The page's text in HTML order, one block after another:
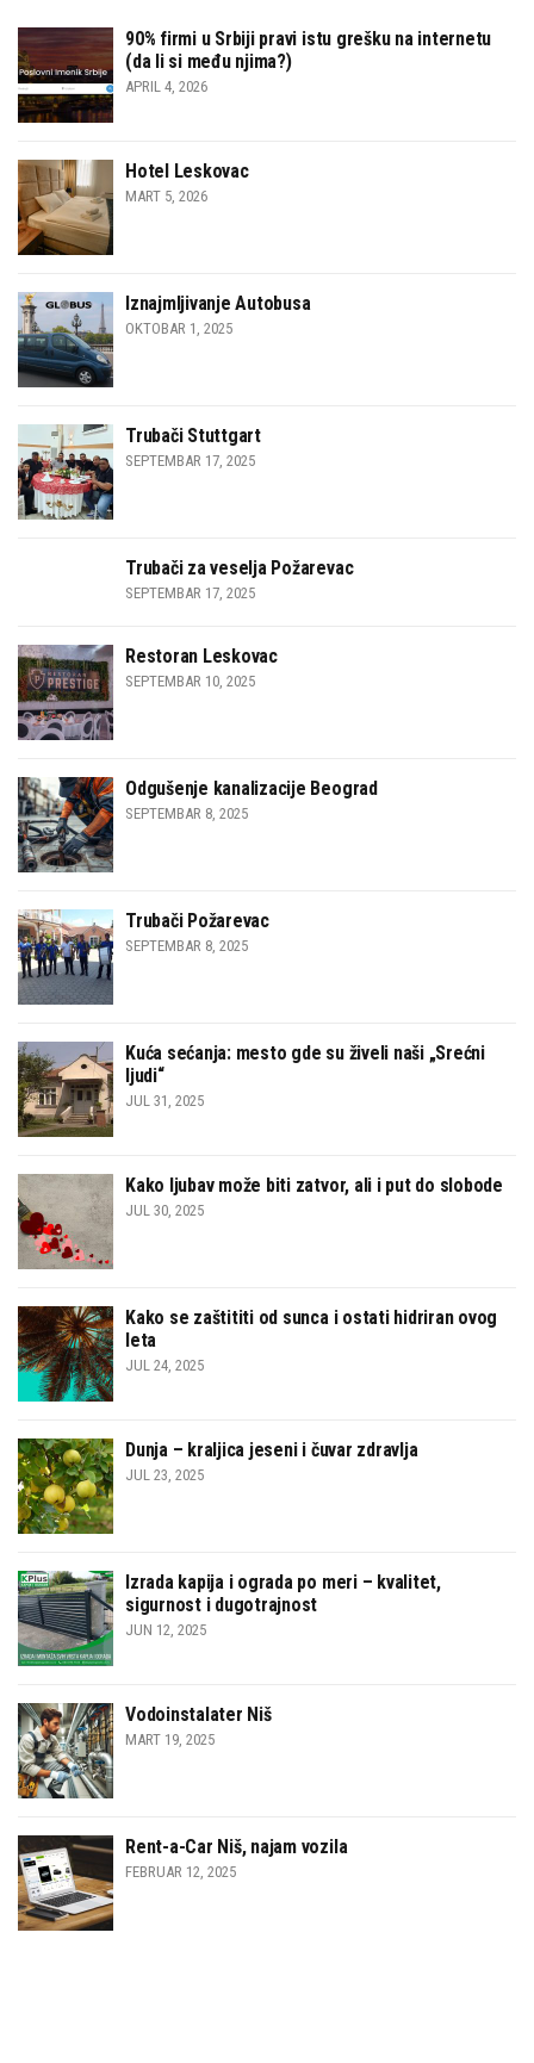
90% firmi u Srbiji pravi istu grešku na internetu
(da li si među njima?)
APRIL 4, 2026
Hotel Leskovac
MART 5, 2026
Iznajmljivanje Autobusa
OKTOBAR 1, 2025
Trubači Stuttgart
SEPTEMBAR 17, 2025
Trubači za veselja Požarevac
SEPTEMBAR 17, 2025
Restoran Leskovac
SEPTEMBAR 10, 2025
Odgušenje kanalizacije Beograd
SEPTEMBAR 8, 2025
Trubači Požarevac
SEPTEMBAR 8, 2025
Kuća sećanja: mesto gde su živeli naši „Srećni
ljudi“
JUL 31, 2025
Kako ljubav može biti zatvor, ali i put do slobode
JUL 30, 2025
Kako se zaštititi od sunca i ostati hidriran ovog
leta
JUL 24, 2025
Dunja – kraljica jeseni i čuvar zdravlja
JUL 23, 2025
Izrada kapija i ograda po meri – kvalitet,
sigurnost i dugotrajnost
JUN 12, 2025
Vodoinstalater Niš
MART 19, 2025
Rent-a-Car Niš, najam vozila
FEBRUAR 12, 2025